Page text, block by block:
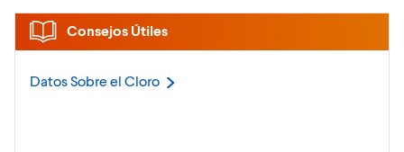
Consejos Útiles
Datos Sobre el Cloro